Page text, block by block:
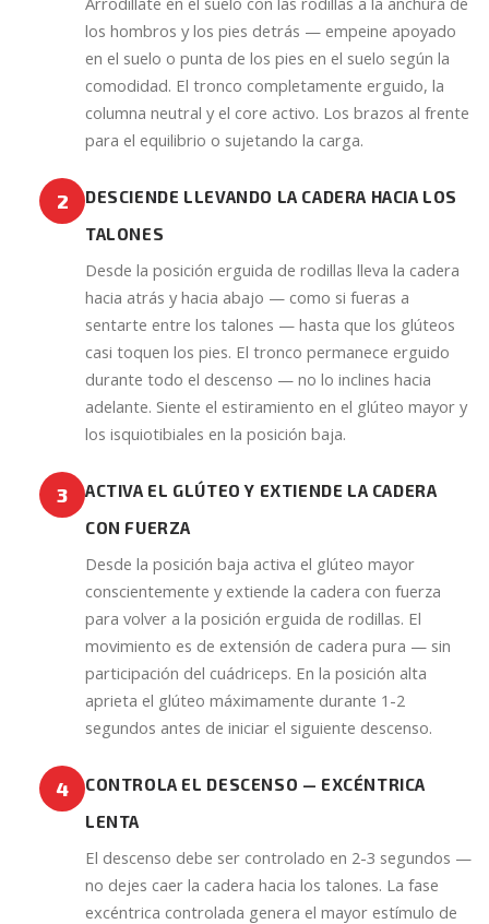
los hombros y los pies detrás — empeine apoyado
en el suelo o punta de los pies en el suelo según la
comodidad. El tronco completamente erguido, la
columna neutral y el core activo. Los brazos al frente
para el equilibrio o sujetando la carga.
2
DESCIENDE LLEVANDO LA CADERA HACIA LOS
TALONES
Desde la posición erguida de rodillas lleva la cadera
hacia atrás y hacia abajo — como si fueras a
sentarte entre los talones — hasta que los glúteos
casi toquen los pies. El tronco permanece erguido
durante todo el descenso — no lo inclines hacia
adelante. Siente el estiramiento en el glúteo mayor y
los isquiotibiales en la posición baja.
3
ACTIVA EL GLÚTEO Y EXTIENDE LA CADERA
CON FUERZA
Desde la posición baja activa el glúteo mayor
conscientemente y extiende la cadera con fuerza
para volver a la posición erguida de rodillas. El
movimiento es de extensión de cadera pura — sin
participación del cuádriceps. En la posición alta
aprieta el glúteo máximamente durante 1-2
segundos antes de iniciar el siguiente descenso.
4
CONTROLA EL DESCENSO — EXCÉNTRICA
LENTA
El descenso debe ser controlado en 2-3 segundos —
no dejes caer la cadera hacia los talones. La fase
excéntrica controlada genera el mayor estímulo de